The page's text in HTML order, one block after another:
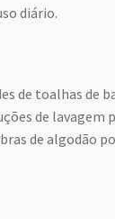
diário.
de toalhas de
de lavagem
de algodão